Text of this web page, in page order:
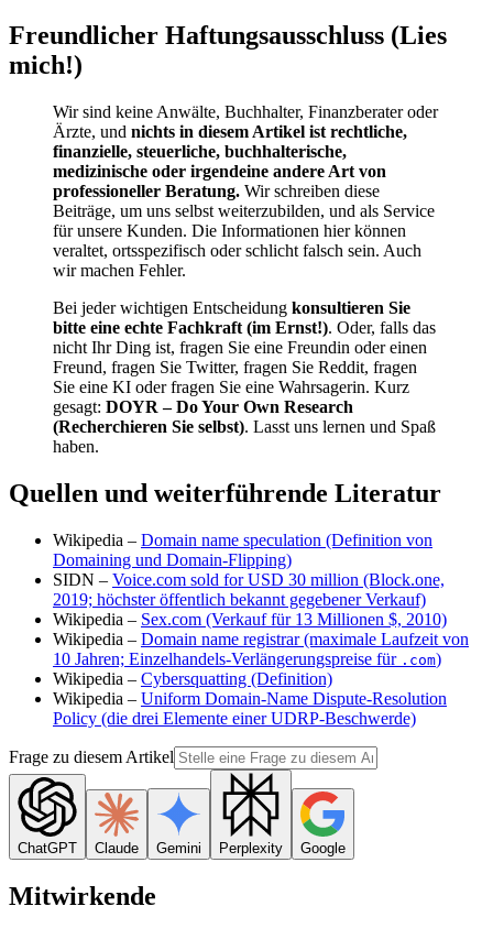
Freundlicher Haftungsausschluss (Lies
mich!)
Wir sind keine Anwälte, Buchhalter, Finanzberater oder
Ärzte, und nichts in diesem Artikel ist rechtliche,
finanzielle, steuerliche, buchhalterische,
medizinische oder irgendeine andere Art von
professioneller Beratung. Wir schreiben diese
Beiträge, um uns selbst weiterzubilden, und als Service
für unsere Kunden. Die Informationen hier können
veraltet, ortsspezifisch oder schlicht falsch sein. Auch
wir machen Fehler.
Bei jeder wichtigen Entscheidung konsultieren Sie
bitte eine echte Fachkraft (im Ernst!). Oder, falls das
nicht Ihr Ding ist, fragen Sie eine Freundin oder einen
Freund, fragen Sie Twitter, fragen Sie Reddit, fragen
Sie eine KI oder fragen Sie eine Wahrsagerin. Kurz
gesagt: DOYR – Do Your Own Research
(Recherchieren Sie selbst). Lasst uns lernen und Spaß
haben.
Quellen und weiterführende Literatur
Wikipedia – Domain name speculation (Definition von
Domaining und Domain-Flipping)
SIDN – Voice.com sold for USD 30 million (Block.one,
2019; höchster öffentlich bekannt gegebener Verkauf)
Wikipedia – Sex.com (Verkauf für 13 Millionen $, 2010)
Wikipedia – Domain name registrar (maximale Laufzeit von
10 Jahren; Einzelhandels-Verlängerungspreise für .com)
Wikipedia – Cybersquatting (Definition)
Wikipedia – Uniform Domain-Name Dispute-Resolution
Policy (die drei Elemente einer UDRP-Beschwerde)
Frage zu diesem Artikel
ChatGPT Claude Gemini Perplexity Google
Mitwirkende